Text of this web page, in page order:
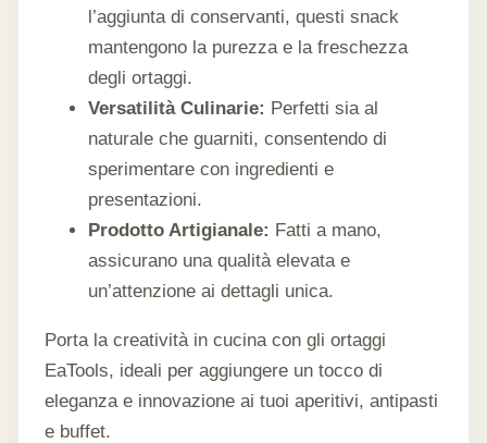
l’aggiunta di conservanti, questi snack
mantengono la purezza e la freschezza
degli ortaggi.
Versatilità Culinarie: Perfetti sia al
naturale che guarniti, consentendo di
sperimentare con ingredienti e
presentazioni.
Prodotto Artigianale: Fatti a mano,
assicurano una qualità elevata e
un’attenzione ai dettagli unica.
Porta la creatività in cucina con gli ortaggi
EaTools, ideali per aggiungere un tocco di
eleganza e innovazione ai tuoi aperitivi, antipasti
e buffet.